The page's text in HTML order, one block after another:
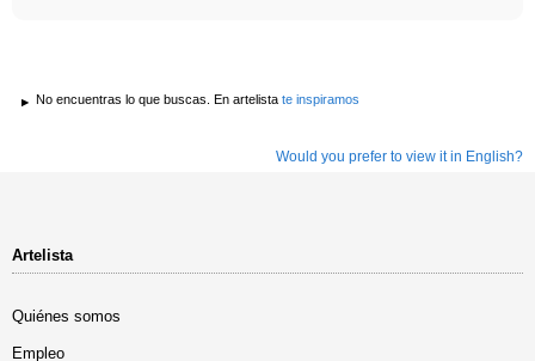
No encuentras lo que buscas. En artelista te inspiramos
Would you prefer to view it in English?
Artelista
Quiénes somos
Empleo